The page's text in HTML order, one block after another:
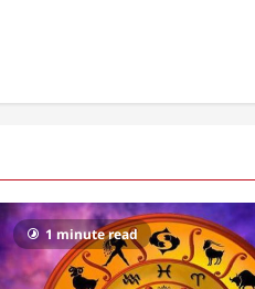
1 minute read